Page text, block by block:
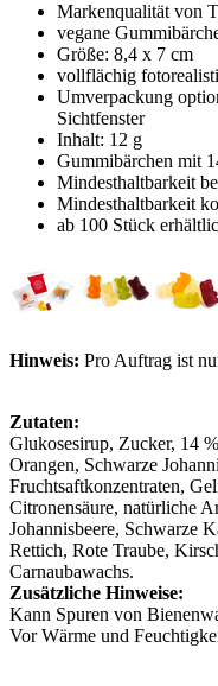
Markenqualität von
vegane
Größe: 8,4 x 7 cm
vollflächig
Umverpackung
Sichtfenster
Inhalt: 12 g
Gummibärchen mit
Mindesthaltbarkeit
Mindesthaltbarkeit
ab 100 Stück
Hinweis: Pro Auftrag ist
Zutaten:
Glukosesirup, Zucker, 14
Orangen, Schwarze
Fruchtsaftkonzentraten,
Citronensäure, natürliche
Johannisbeere, Schwarze
Rettich, Rote Traube,
Carnaubawachs.
Zusätzliche Hinweise:
Kann Spuren von
Vor Wärme und